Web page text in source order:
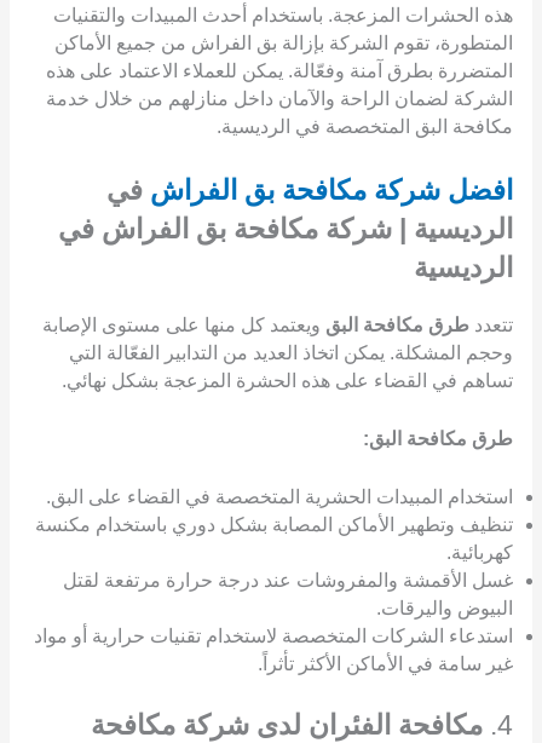
هذه الحشرات المزعجة. باستخدام أحدث المبيدات والتقنيات
المتطورة، تقوم الشركة بإزالة بق الفراش من جميع الأماكن
المتضررة بطرق آمنة وفعّالة. يمكن للعملاء الاعتماد على هذه
الشركة لضمان الراحة والآمان داخل منازلهم من خلال خدمة
مكافحة البق المتخصصة في الرديسية.
افضل شركة مكافحة بق الفراش في
الرديسية | شركة مكافحة بق الفراش في
الرديسية
تتعدد طرق مكافحة البق ويعتمد كل منها على مستوى الإصابة
وحجم المشكلة. يمكن اتخاذ العديد من التدابير الفعّالة التي
تساهم في القضاء على هذه الحشرة المزعجة بشكل نهائي.
طرق مكافحة البق:
استخدام المبيدات الحشرية المتخصصة في القضاء على البق.
تنظيف وتطهير الأماكن المصابة بشكل دوري باستخدام مكنسة
كهربائية.
غسل الأقمشة والمفروشات عند درجة حرارة مرتفعة لقتل
البيوض واليرقات.
استدعاء الشركات المتخصصة لاستخدام تقنيات حرارية أو مواد
غير سامة في الأماكن الأكثر تأثراً.
4. مكافحة الفئران لدى شركة مكافحة